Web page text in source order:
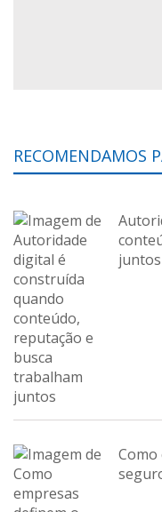
RECOMENDAMOS
juntos
Como